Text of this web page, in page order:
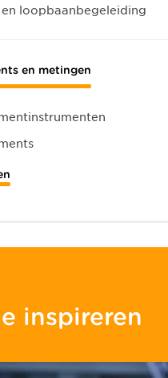
en loopbaanbegeleiding
en metingen
inspireren